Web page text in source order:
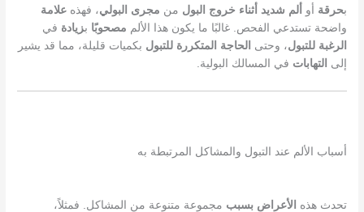
بحرقة أو ألم شديد أثناء خروج البول من مجرى البولي، فهذهعلامة
واضحة تستدعي الفحص. غالبًا ما يكون هذا الألم مصحوبًا بزيادة في
الرغبة للتبول، وحتى الحاجة المتكررة للتبول بكميات قليلة، مما قد يشير
إلى التهابات في المسالك البولية.
أسباب الألم عند التبول والمشاكل المرتبطة به
تحدث هذه الأعراض بسبب مجموعة متنوعة من المشاكل. فمثلاً،